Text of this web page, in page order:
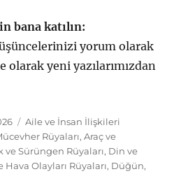
bana katılın:
yorum olarak
olarak yeni yazılarımızdan
Kategoriler
Aile ve İnsan İlişkileri
Rüyaları,Araç ve
ve Sürüngen Rüyaları, Din ve
Hava Olayları Rüyaları, Düğün,